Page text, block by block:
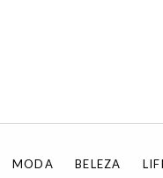
MODA BELEZA